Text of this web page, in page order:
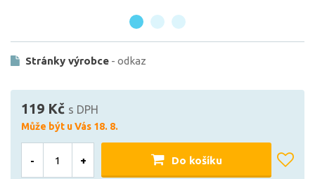
Stránky výrobce - odkaz
119 Kč s DPH
Může být u Vás 18. 8.
- + Do košíku